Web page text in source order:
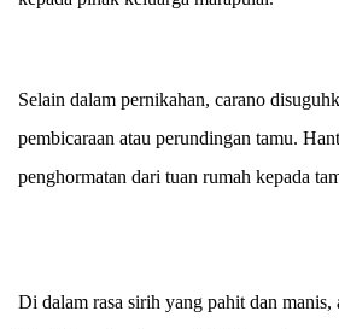
Selain dalam pernikahan, carano
pembicaraan atau perundingan tamu.
penghormatan dari tuan rumah kepada
Di dalam rasa sirih yang pahit dan